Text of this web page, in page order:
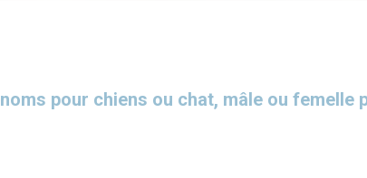
pour chiens ou chat, mâle ou femelle